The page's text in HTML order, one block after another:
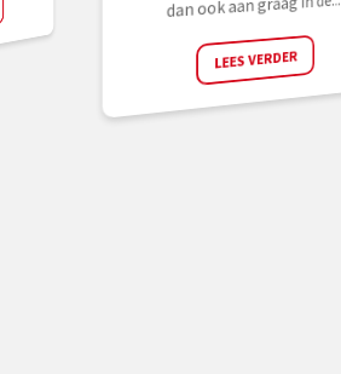
LEES VERDER